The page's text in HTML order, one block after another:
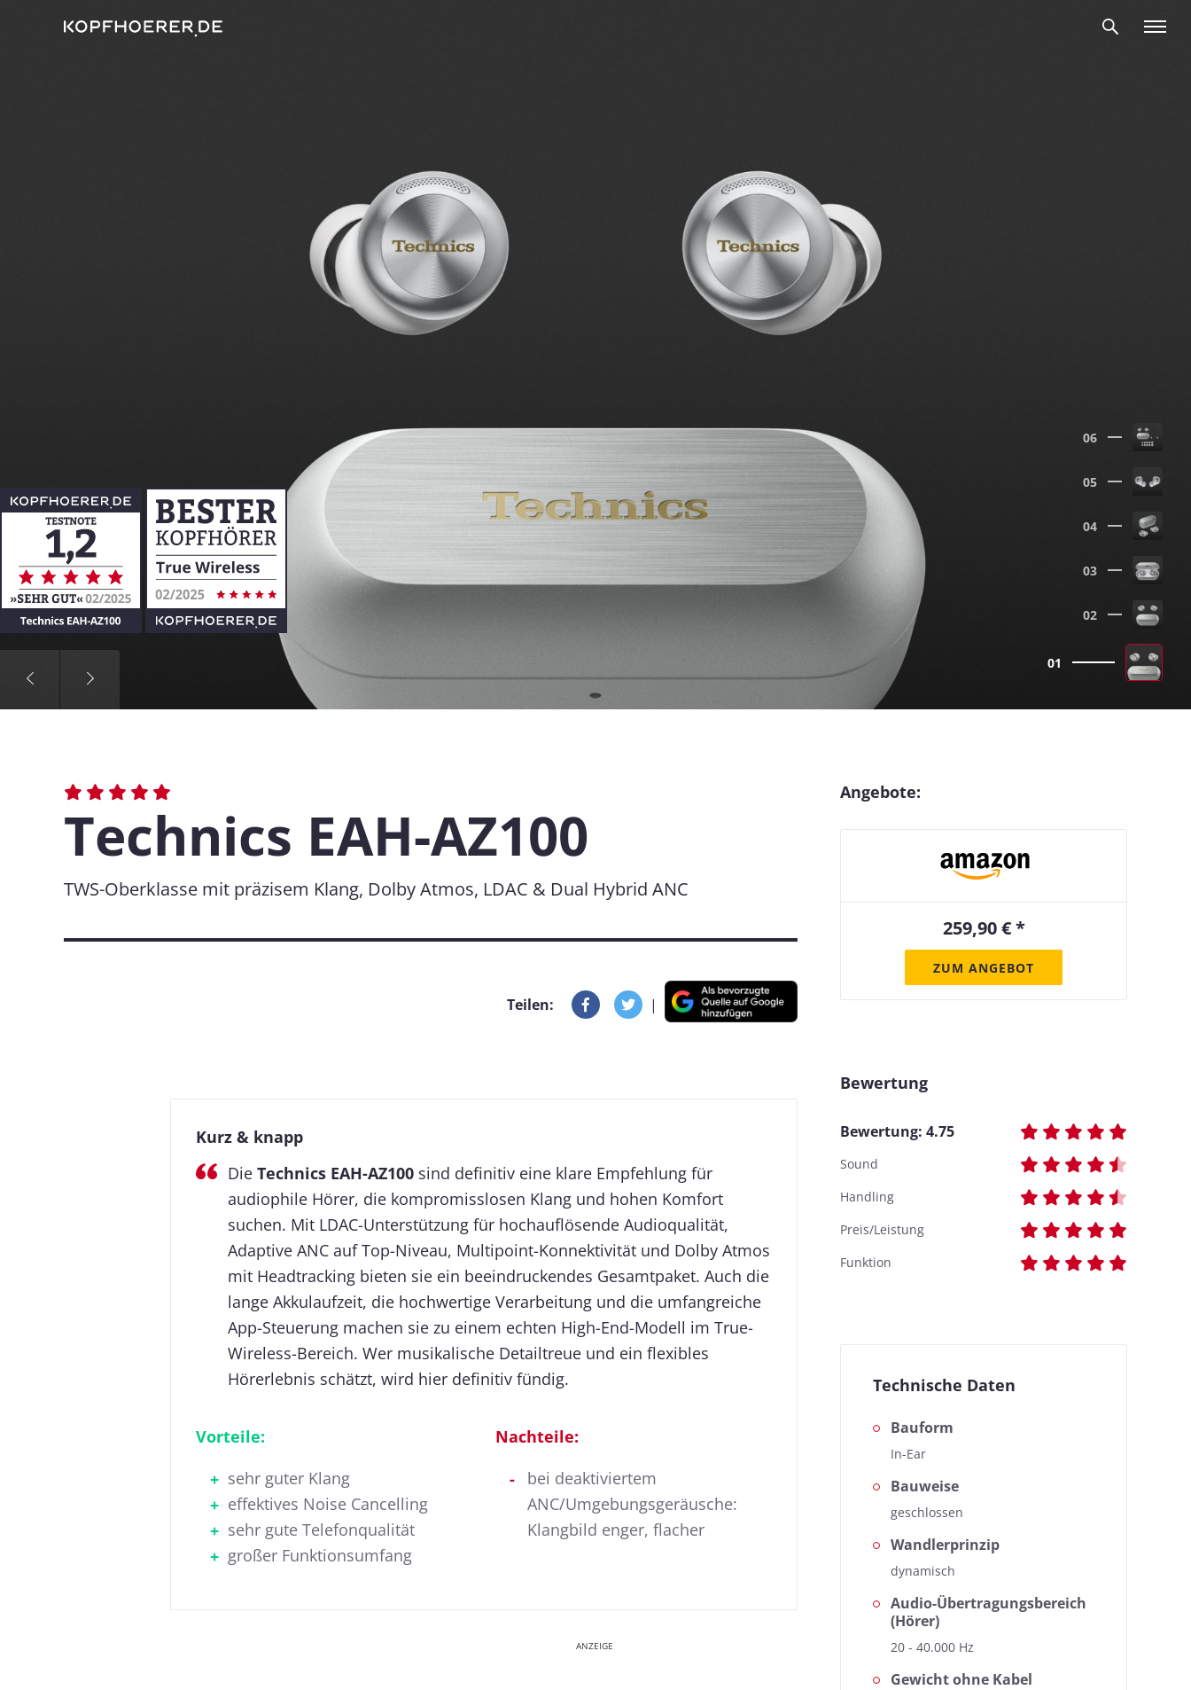
01
02
03
04
05
06
Technics EAH-AZ100
TWS-Oberklasse mit präzisem Klang, Dolby Atmos, LDAC & Dual Hybrid ANC
Teilen: |
Kurz & knapp
Die Technics EAH-AZ100 sind definitiv eine klare Empfehlung für
audiophile Hörer, die kompromisslosen Klang und hohen Komfort
suchen. Mit LDAC-Unterstützung für hochauflösende Audioqualität,
Adaptive ANC auf Top-Niveau, Multipoint-Konnektivität und Dolby Atmos
mit Headtracking bieten sie ein beeindruckendes Gesamtpaket. Auch die
lange Akkulaufzeit, die hochwertige Verarbeitung und die umfangreiche
App-Steuerung machen sie zu einem echten High-End-Modell im True-
Wireless-Bereich. Wer musikalische Detailtreue und ein flexibles
Hörerlebnis schätzt, wird hier definitiv fündig.
Vorteile:
sehr guter Klang
effektives Noise Cancelling
sehr gute Telefonqualität
großer Funktionsumfang
Nachteile:
bei deaktiviertem
ANC/Umgebungsgeräusche:
Klangbild enger, flacher
ANZEIGE
Angebote:
259,90 € *
ZUM ANGEBOT
Bewertung
Bewertung: 4.75
Sound
Handling
Preis/Leistung
Funktion
Technische Daten
Bauform
In-Ear
Bauweise
geschlossen
Wandlerprinzip
dynamisch
Audio-Übertragungsbereich
(Hörer)
20 - 40.000 Hz
Gewicht ohne Kabel